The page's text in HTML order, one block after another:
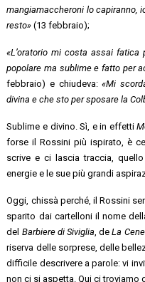
mangiamaccheroni lo capiranno,
resto»(13 febbraio);
«L’oratorio mi costa assai
popolare ma sublime e fatto per
febbraio) e chiudeva:«Mi
divina e che sto per sposare la
Sublime e divino. Sì, e in effetti
forse il Rossini più ispirato, è
scrive e ci lascia traccia,
energie e le sue più grandi
Oggi, chissà perché, il Rossini
sparito dai cartelloni il nome
del Barbiere di Siviglia , deLa
riserva delle sorprese, delle
difficile descrivere a parole: vi
non ci si aspetta. Qui ci troviamo